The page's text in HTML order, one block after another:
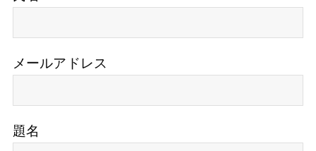
メールアドレス
題名